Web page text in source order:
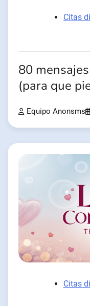
Citas
80
(para que
Equipo Anonsms
Citas